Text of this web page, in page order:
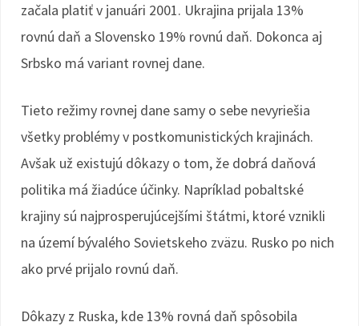
začala platiť v januári 2001. Ukrajina prijala 13%
rovnú daň a Slovensko 19% rovnú daň. Dokonca aj
Srbsko má variant rovnej dane.
Tieto režimy rovnej dane samy o sebe nevyriešia
všetky problémy v postkomunistických krajinách.
Avšak už existujú dôkazy o tom, že dobrá daňová
politika má žiadúce účinky. Napríklad pobaltské
krajiny sú najprosperujúcejšími štátmi, ktoré vznikli
na území bývalého Sovietskeho zväzu. Rusko po nich
ako prvé prijalo rovnú daň.
Dôkazy z Ruska, kde 13% rovná daň spôsobila